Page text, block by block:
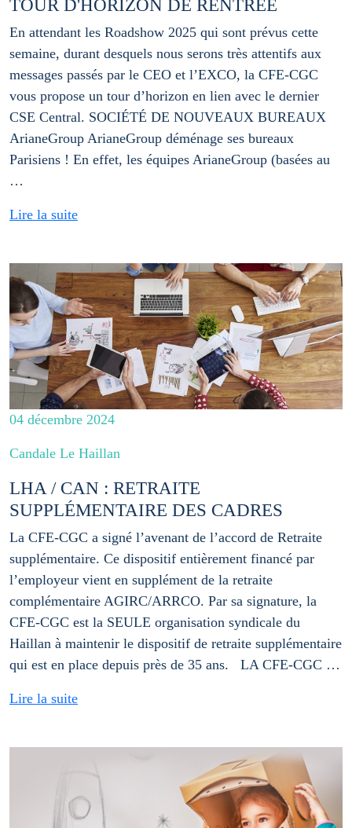
TOUR D'HORIZON DE RENTRÉE
En attendant les Roadshow 2025 qui sont prévus cette
semaine, durant desquels nous serons très attentifs aux
messages passés par le CEO et l’EXCO, la CFE-CGC
vous propose un tour d’horizon en lien avec le dernier
CSE Central. SOCIÉTÉ DE NOUVEAUX BUREAUX
ArianeGroup ArianeGroup déménage ses bureaux
Parisiens ! En effet, les équipes ArianeGroup (basées au
…
Lire la suite
04 décembre 2024
Candale Le Haillan
LHA / CAN : RETRAITE
SUPPLÉMENTAIRE DES CADRES
La CFE-CGC a signé l’avenant de l’accord de Retraite
supplémentaire. Ce dispositif entièrement financé par
l’employeur vient en supplément de la retraite
complémentaire AGIRC/ARRCO. Par sa signature, la
CFE-CGC est la SEULE organisation syndicale du
Haillan à maintenir le dispositif de retraite supplémentaire
qui est en place depuis près de 35 ans. LA CFE-CGC …
Lire la suite